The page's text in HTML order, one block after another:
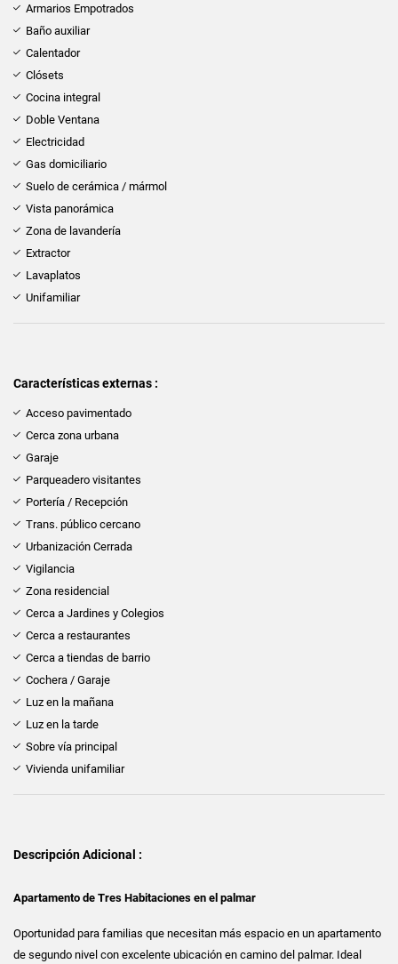
Armarios Empotrados
Baño auxiliar
Calentador
Clósets
Cocina integral
Doble Ventana
Electricidad
Gas domiciliario
Suelo de cerámica / mármol
Vista panorámica
Zona de lavandería
Extractor
Lavaplatos
Unifamiliar
Características externas :
Acceso pavimentado
Cerca zona urbana
Garaje
Parqueadero visitantes
Portería / Recepción
Trans. público cercano
Urbanización Cerrada
Vigilancia
Zona residencial
Cerca a Jardines y Colegios
Cerca a restaurantes
Cerca a tiendas de barrio
Cochera / Garaje
Luz en la mañana
Luz en la tarde
Sobre vía principal
Vivienda unifamiliar
Descripción Adicional :
Apartamento de Tres Habitaciones en el palmar
Oportunidad para familias que necesitan más espacio en un apartamento
de segundo nivel con excelente ubicación en camino del palmar. Ideal